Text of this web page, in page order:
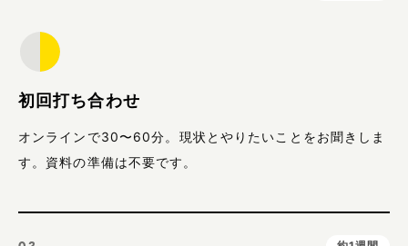
初回打ち合わせ
オンラインで30〜60分。現状とやりたいことをお聞きしま
す。資料の準備は不要です。